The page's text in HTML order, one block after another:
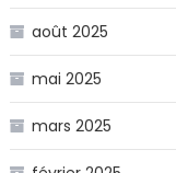
août 2025
mai 2025
mars 2025